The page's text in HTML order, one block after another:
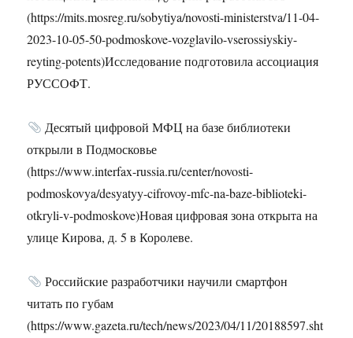
(https://mits.mosreg.ru/sobytiya/novosti-ministerstva/11-04-
2023-10-05-50-podmoskove-vozglavilo-vserossiyskiy-
reyting-potents)Исследование подготовила ассоциация
РУССОФТ.
Десятый цифровой МФЦ на базе библиотеки
открыли в Подмосковье
(https://www.interfax-russia.ru/center/novosti-
podmoskovya/desyatyy-cifrovoy-mfc-na-baze-biblioteki-
otkryli-v-podmoskove)Новая цифровая зона открыта на
улице Кирова, д. 5 в Королеве.
Российские разработчики научили смартфон
читать по губам
(https://www.gazeta.ru/tech/news/2023/04/11/20188597.sht